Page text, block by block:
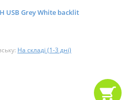
USB Grey White backlit
На складі (1-3 дні)